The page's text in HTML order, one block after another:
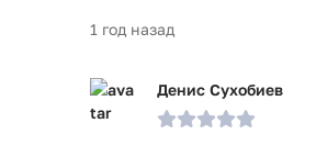
1 год назад
Денис Сухобиев